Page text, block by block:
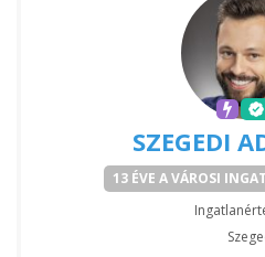
SZEGEDI
13 ÉVE A VÁROSI